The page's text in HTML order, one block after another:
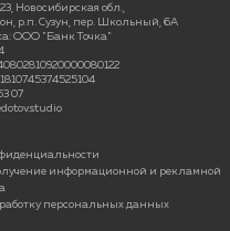
персональных данных
информационной и рекламной
Новосибирская обл.,
р.п. Сузун, пер. Школьный, 6А
ООО "Банк Точка"
07